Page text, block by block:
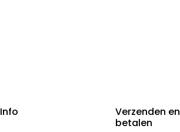
Info
Verzenden en
betalen